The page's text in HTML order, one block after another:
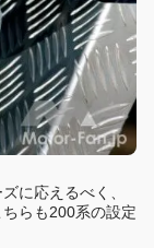
に応えるべく、
らも200系の設定